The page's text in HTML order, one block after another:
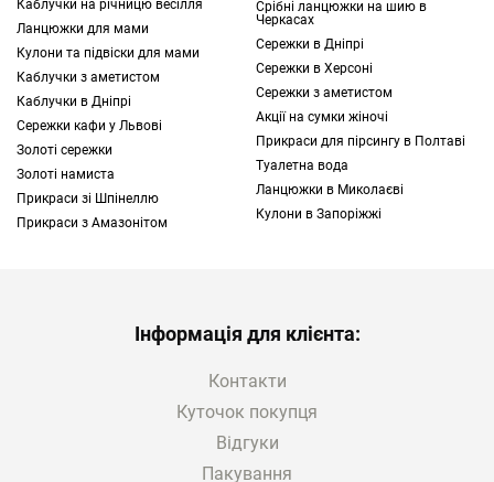
Каблучки на річницю весілля
Ланцюжки для мами
Кулони та підвіски для мами
Каблучки з аметистом
Каблучки в Дніпрі
Сережки кафи у Львові
Золоті сережки
Золоті намиста
Прикраси зі Шпінеллю
Прикраси з Амазонітом
Срібні ланцюжки на шию в
Черкасах
Сережки в Дніпрі
Сережки в Херсоні
Сережки з аметистом
Акції на сумки жіночі
Прикраси для пірсингу в Полтаві
Туалетна вода
Ланцюжки в Миколаєві
Кулони в Запоріжжі
Інформація для клієнта:
Контакти
Куточок покупця
Відгуки
Пакування